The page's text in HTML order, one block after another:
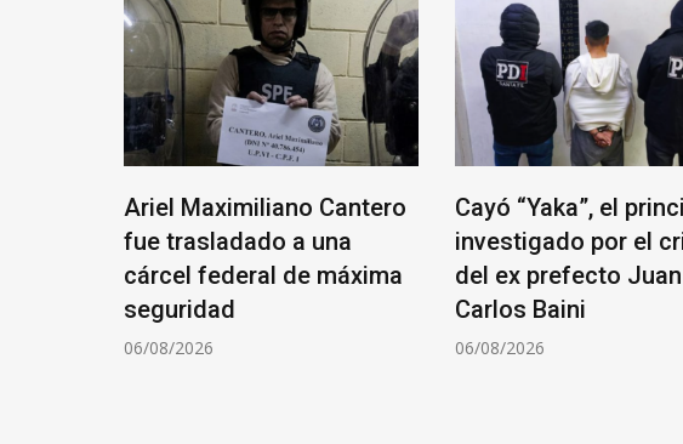
Ariel Maximiliano Cantero
fue trasladado a una
cárcel federal de máxima
seguridad
06/08/2026
Cayó “Yaka”, el
investigado por el
del ex prefecto Juan
Carlos Baini
06/08/2026